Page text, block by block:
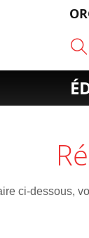
ci-dessous,